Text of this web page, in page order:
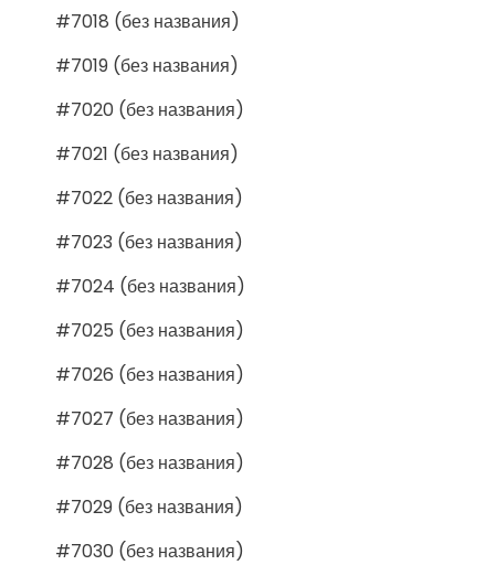
#7018 (без названия)
#7019 (без названия)
#7020 (без названия)
#7021 (без названия)
#7022 (без названия)
#7023 (без названия)
#7024 (без названия)
#7025 (без названия)
#7026 (без названия)
#7027 (без названия)
#7028 (без названия)
#7029 (без названия)
#7030 (без названия)